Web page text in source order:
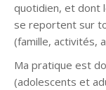
quotidien, et dont
se reportent sur
(famille, activités,
Ma pratique est
(adolescents et